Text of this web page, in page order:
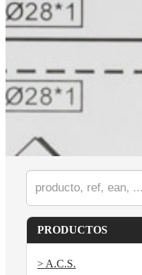
PRODUCTOS
> A.C.S.